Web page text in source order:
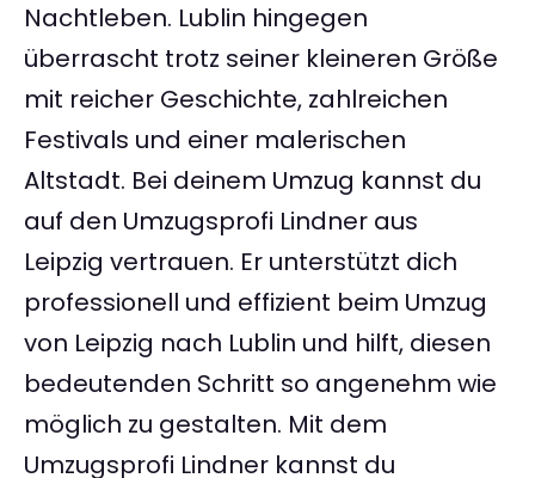
Nachtleben. Lublin hingegen
überrascht trotz seiner kleineren Größe
mit reicher Geschichte, zahlreichen
Festivals und einer malerischen
Altstadt. Bei deinem Umzug kannst du
auf den Umzugsprofi Lindner aus
Leipzig vertrauen. Er unterstützt dich
professionell und effizient beim Umzug
von Leipzig nach Lublin und hilft, diesen
bedeutenden Schritt so angenehm wie
möglich zu gestalten. Mit dem
Umzugsprofi Lindner kannst du